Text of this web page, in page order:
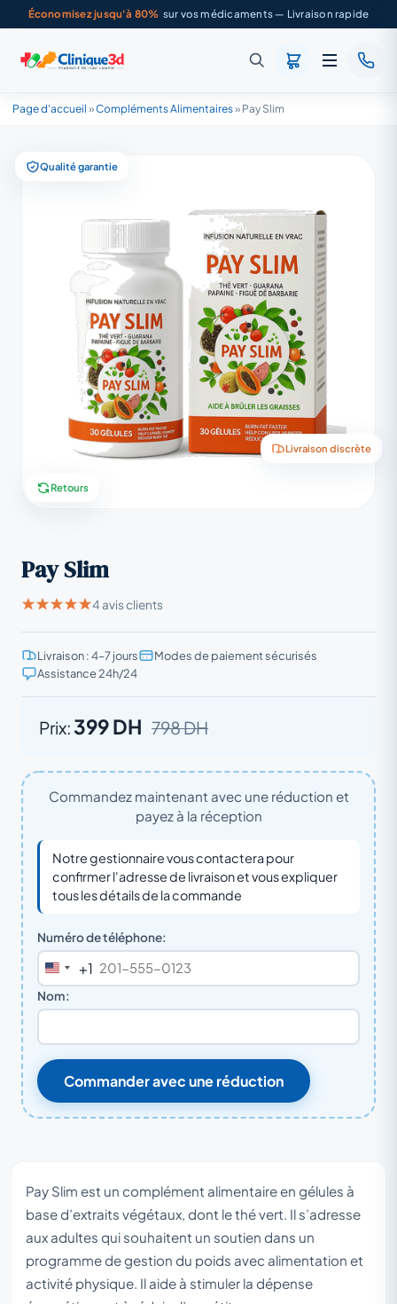
Économisez jusqu'à 80% sur vos médicaments — Livraison rapide
Page d'accueil »Compléments Alimentaires» Pay Slim
Qualité garantie
Livraison discrète
Retours
Pay Slim
4 avis clients
Livraison : 4–7 jours
Modes de paiement sécurisés
Assistance 24h/24
Prix:399 DH 798 DH
Commandez maintenant avec une réduction et
payez à la réception
Notre gestionnaire vous contactera pour
confirmer l'adresse de livraison et vous expliquer
tous les détails de la commande
Numéro de téléphone:
United
States
+1
Nom:
Commander avec une réduction
Pay Slim est un complément alimentaire en gélules à
base d’extraits végétaux, dont le thé vert. Il s’adresse
aux adultes qui souhaitent un soutien dans un
programme de gestion du poids avec alimentation et
activité physique. Il aide à stimuler la dépense